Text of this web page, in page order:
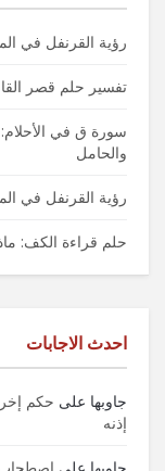
رؤية القرنفل في
تفسير حلم قصر
سورة ق في الأحلام:
والحامل
رؤية القرنفل في
حلم قراءة الكف:
احدث الاجابات
جاوبها على حكم
إذنه